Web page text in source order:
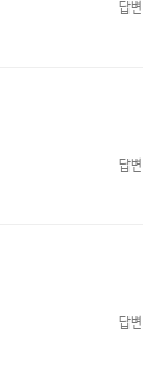
답변
답변
답변